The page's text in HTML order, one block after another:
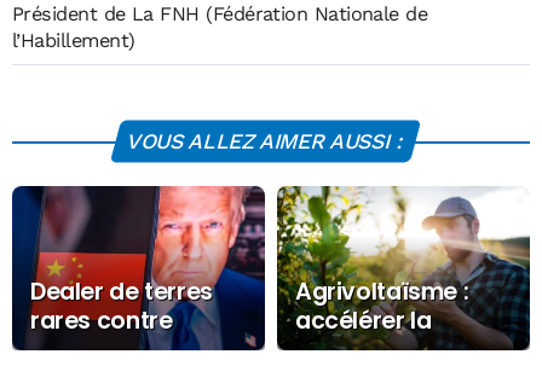
Président de La FNH (Fédération Nationale de
l’Habillement)
VOUS ALLEZ AIMER AUSSI :
Dealer de terres
rares contre
dealmaker
Agrivoltaïsme :
accélérer la
décarbonation de